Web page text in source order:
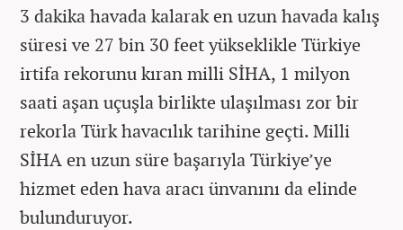
3 dakika havada kalarak en uzun havada kalış
süresi ve 27 bin 30 feet yükseklikle Türkiye
irtifa rekorunu kıran milli SİHA, 1 milyon
saati aşan uçuşla birlikte ulaşılması zor bir
rekorla Türk havacılık tarihine geçti. Milli
SİHA en uzun süre başarıyla Türkiye’ye
hizmet eden hava aracı ünvanını da elinde
bulunduruyor.